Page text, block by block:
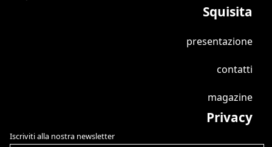
Squisita
presentazione
contatti
magazine
Privacy
Iscriviti alla nostra newsletter